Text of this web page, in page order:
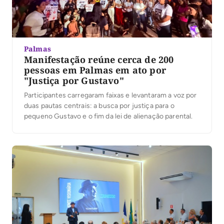
Palmas
Manifestação reúne cerca de 200
pessoas em Palmas em ato por
"Justiça por Gustavo"
Participantes carregaram faixas e levantaram a voz por
duas pautas centrais: a busca por justiça para o
pequeno Gustavo e o fim da lei de alienação parental.